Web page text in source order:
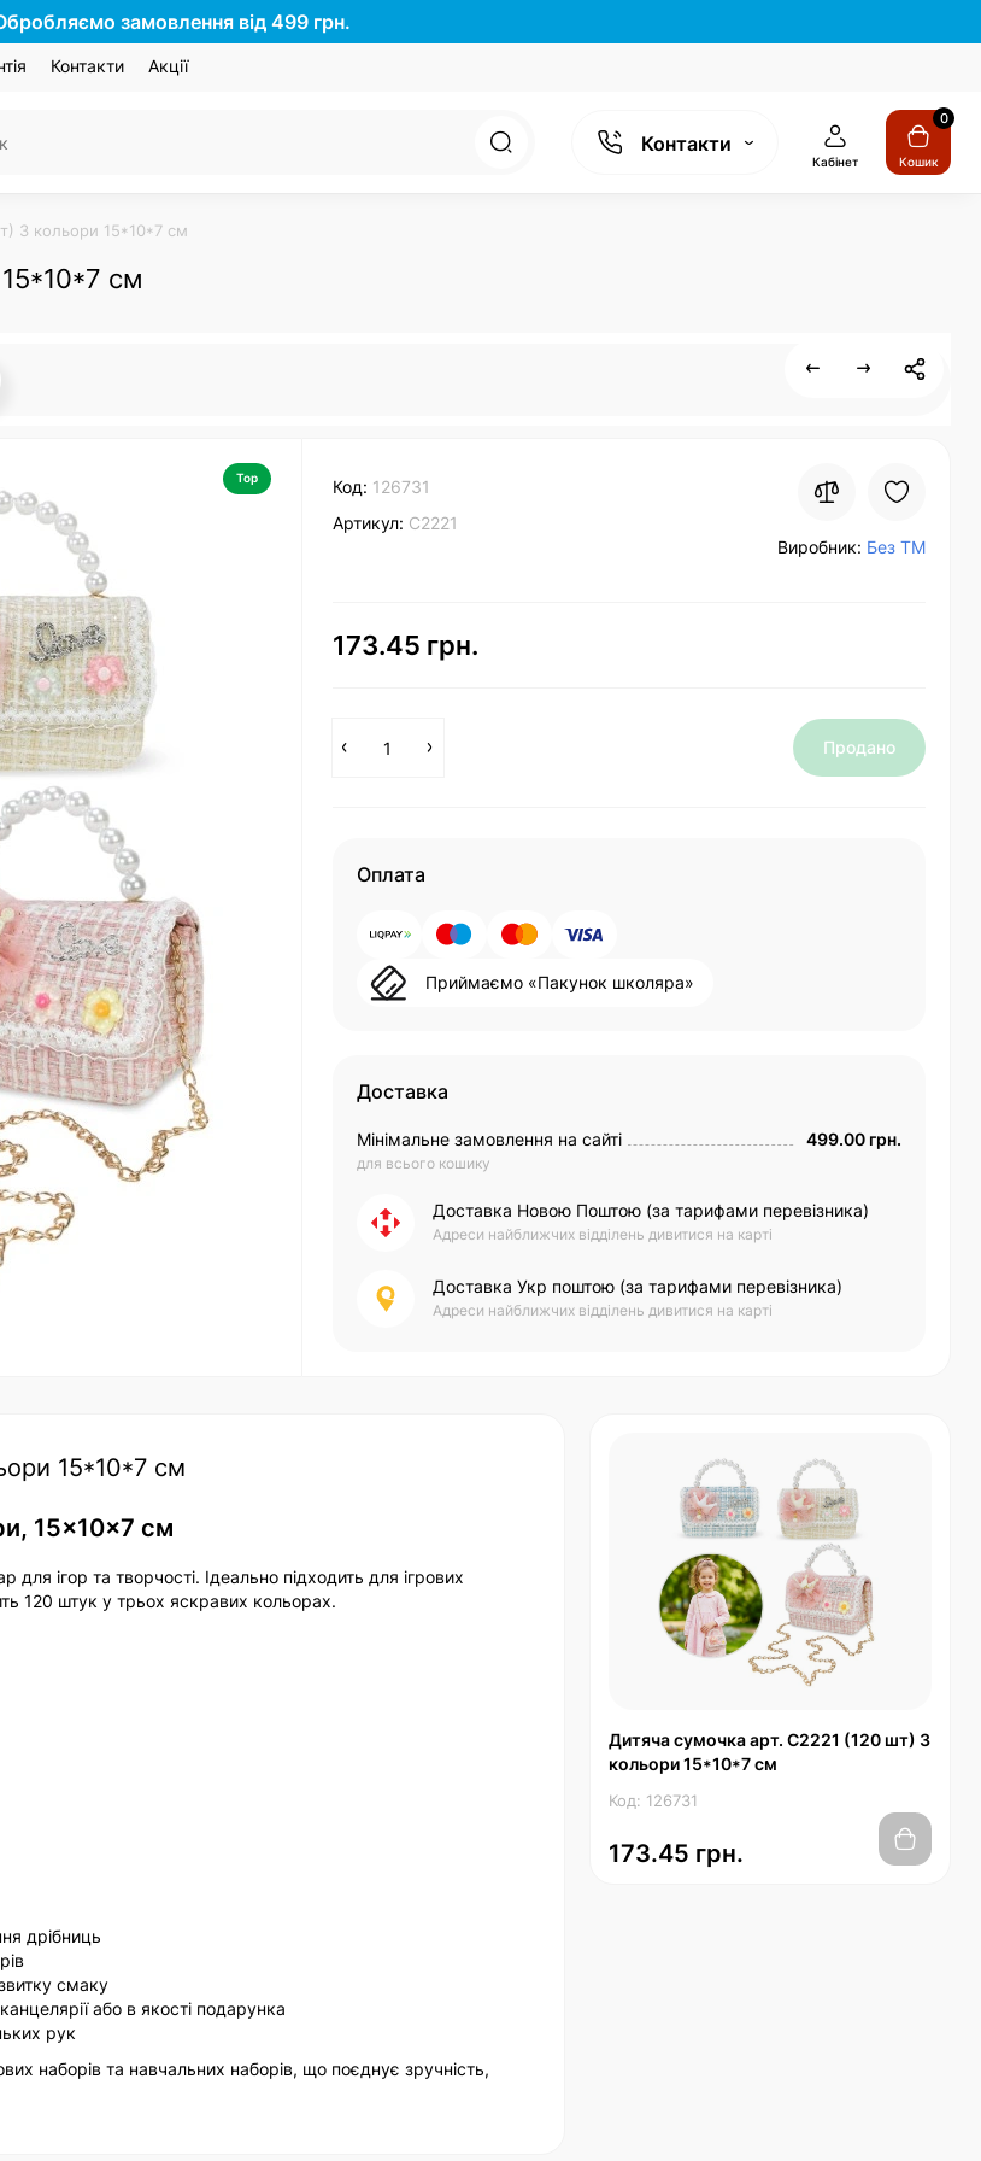
замовлення від 499 грн.
Контакти Акції
Контакти
Кабінет
0
Кошик
3 кольори 15*10*7 см
см
Top Код: 126731
Артикул: C2221
Виробник: Без ТМ
173.45 грн.
Продано
Оплата
Приймаємо «Пакунок школяра»
Доставка
Мінімальне замовлення на сайті
для всього кошику
499.00 грн.
Доставка Новою Поштою (за тарифами перевізника)
Адреси найближчих відділень дивитися на карті
Доставка Укр поштою (за тарифами перевізника)
Адреси найближчих відділень дивитися на карті
15*10*7 см
15×10×7 см
ігор та творчості. Ідеально підходить для ігрових
120 штук у трьох яскравих кольорах.
дрібниць
смаку
або в якості подарунка
рук
наборів та навчальних наборів, що поєднує зручність,
Дитяча сумочка арт. C2221 (120 шт) 3
кольори 15*10*7 см
Код: 126731
173.45 грн.